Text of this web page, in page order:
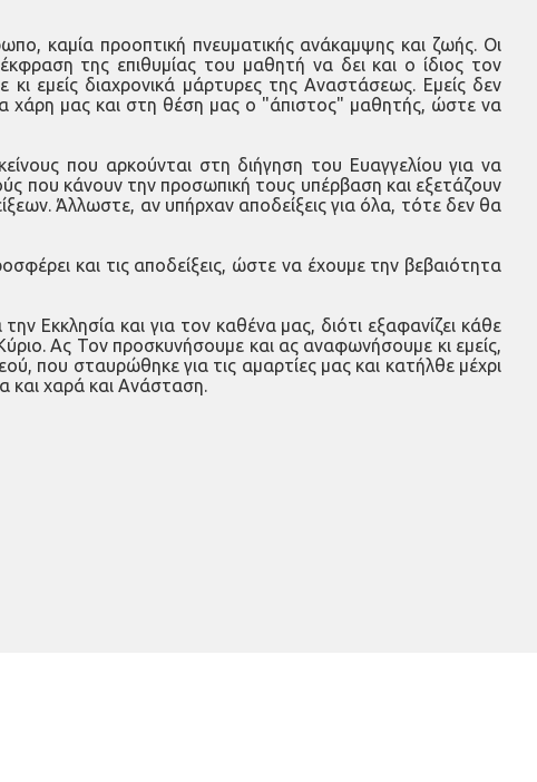
καμία προοπτική πνευματικής ανάκαμψης και ζωής. Οι
της επιθυμίας του μαθητή να δει και ο ίδιος τον
εμείς διαχρονικά μάρτυρες της Αναστάσεως. Εμείς δεν
χάρη μας και στη θέση μας ο "άπιστος" μαθητής, ώστε να
που αρκούνται στη διήγηση του Ευαγγελίου για να
που κάνουν την προσωπική τους υπέρβαση και εξετάζουν
Άλλωστε, αν υπήρχαν αποδείξεις για όλα, τότε δεν θα
και τις αποδείξεις, ώστε να έχουμε την βεβαιότητα
Εκκλησία και για τον καθένα μας, διότι εξαφανίζει κάθε
Ας Τον προσκυνήσουμε και ας αναφωνήσουμε κι εμείς,
που σταυρώθηκε για τις αμαρτίες μας και κατήλθε μέχρι
και χαρά και Ανάσταση.